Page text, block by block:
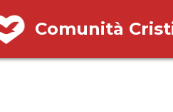
Comunità